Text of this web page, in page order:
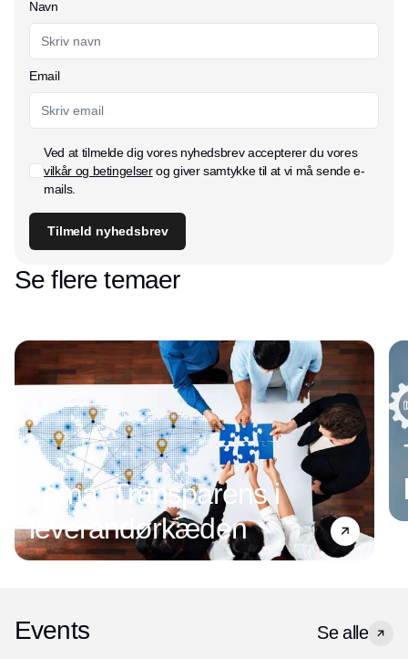
Navn
Email
Ved at tilmelde dig vores nyhedsbrev accepterer du vores
vilkår og betingelserog giver samtykke til at vi må sende e-
mails.
Tilmeld nyhedsbrev
Se flere temaer
Tema: Transparens i
leverandørkæden
Events Se alle